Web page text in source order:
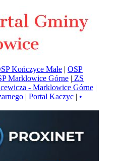
Kończyce Małe | OSP
Marklowice Górne | ZS
- Marklowice Górne |
| Portal Kaczyc | •